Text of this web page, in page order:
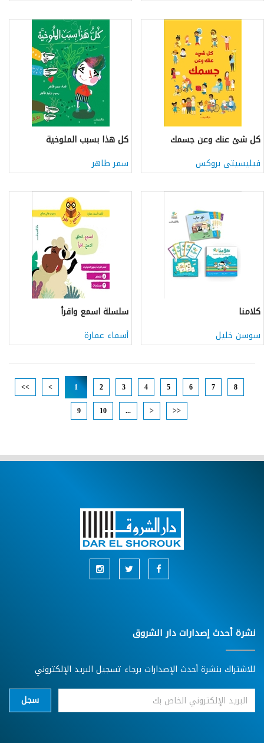
كل شئ عنك وعن جسمك
فيليسيتى بروكس
كل هذا بسبب الملوخية
سمر طاهر
كلامنا
سوسن خليل
سلسلة اسمع واقرأ
أسماء عمارة
<< < 1 2 3 4 5 6 7
8
9
10 ... > >>
نشرة أحدث إصدارات دار الشروق
للاشتراك بنشرة أحدث الإصدارات برجاء تسجيل البريد الإلكتروني
سجل